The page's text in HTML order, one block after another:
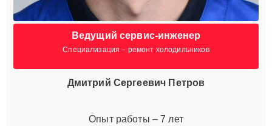
Ведущий сервис-инженер
Специализация – ремонт холодильников
Дмитрий Сергеевич Петров
Опыт работы – 7 лет